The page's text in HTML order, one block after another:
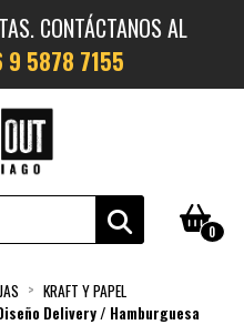
CONTÁCTANOS AL
9 5878 7155
0
KRAFT Y PAPEL
Delivery / Hamburguesa